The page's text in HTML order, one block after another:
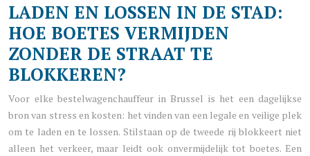
LADEN EN LOSSEN IN DE STAD:
HOE BOETES VERMIJDEN
ZONDER DE STRAAT TE
BLOKKEREN?
Voor elke bestelwagenchauffeur in Brussel is het een dagelijkse
bron van stress en kosten: het vinden van een legale en veilige plek
om te laden en te lossen. Stilstaan op de tweede rij blokkeert niet
alleen het verkeer, maar leidt ook onvermijdelijk tot boetes. Een